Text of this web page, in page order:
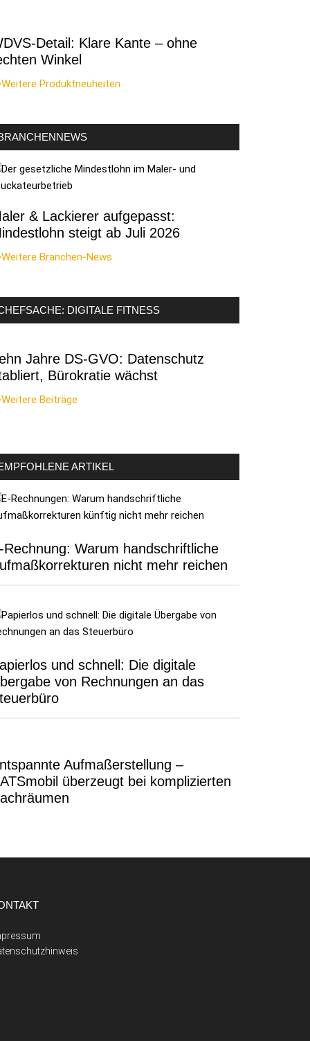
Detail: Klare Kante – ohne
Winkel
Produktneuheiten
& Lackierer aufgepasst:
steigt ab Juli 2026
Branchen-News
DIGITALE FITNESS
Jahre DS-GVO: Datenschutz
Bürokratie wächst
Beiträge
ARTIKEL
Rechnung: Warum handschriftliche
nicht mehr reichen
und schnell: Die digitale
von Rechnungen an das
Aufmaßerstellung –
überzeugt bei komplizierten